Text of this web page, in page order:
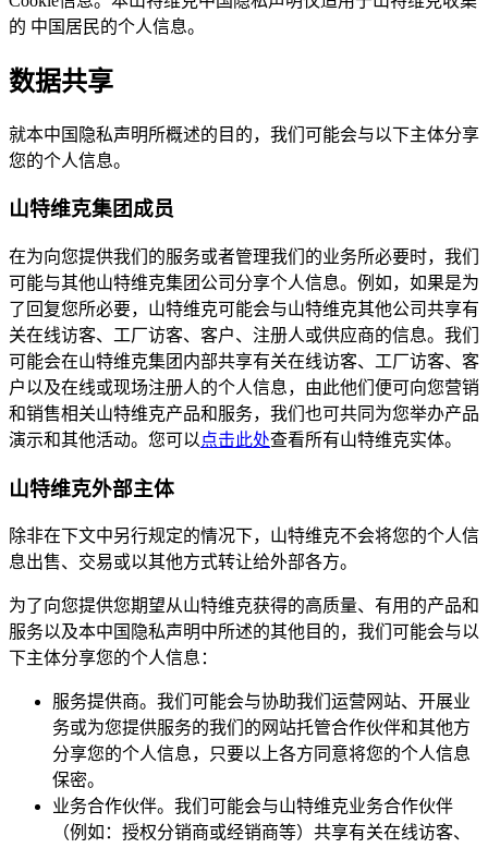
的 中国居民的个人信息。
数据共享
就本中国隐私声明所概述的目的，我们可能会与以下主体分享
您的个人信息。
山特维克集团成员
在为向您提供我们的服务或者管理我们的业务所必要时，我们
可能与其他山特维克集团公司分享个人信息。例如，如果是为
了回复您所必要，山特维克可能会与山特维克其他公司共享有
关在线访客、工厂访客、客户、注册人或供应商的信息。我们
可能会在山特维克集团内部共享有关在线访客、工厂访客、客
户以及在线或现场注册人的个人信息，由此他们便可向您营销
和销售相关山特维克产品和服务，我们也可共同为您举办产品
演示和其他活动。您可以点击此处查看所有山特维克实体。
山特维克外部主体
除非在下文中另行规定的情况下，山特维克不会将您的个人信
息出售、交易或以其他方式转让给外部各方。
为了向您提供您期望从山特维克获得的高质量、有用的产品和
服务以及本中国隐私声明中所述的其他目的，我们可能会与以
下主体分享您的个人信息：
服务提供商。我们可能会与协助我们运营网站、开展业
务或为您提供服务的我们的网站托管合作伙伴和其他方
分享您的个人信息，只要以上各方同意将您的个人信息
保密。
业务合作伙伴。我们可能会与山特维克业务合作伙伴
（例如：授权分销商或经销商等）共享有关在线访客、